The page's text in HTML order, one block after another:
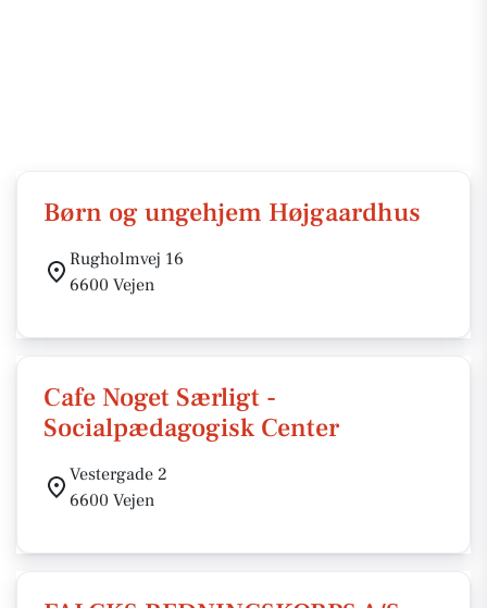
Børn og ungehjem Højgaardhus
Rugholmvej 16
6600 Vejen
Cafe Noget Særligt -
Socialpædagogisk Center
Vestergade 2
6600 Vejen